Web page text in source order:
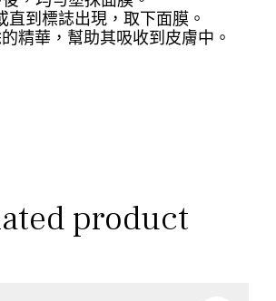
直到標誌出現，取下面膜。
精華，幫助其吸收到皮膚中。
product